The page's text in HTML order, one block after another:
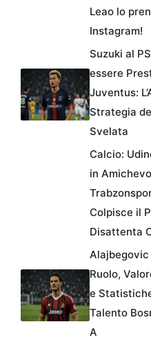
Leao lo
Instagram!
Suzuki al
essere
Juventus:
Strategia
Svelata
Calcio:
in
Colpisce il
Disattenta
Ruolo,
e
Talento
A